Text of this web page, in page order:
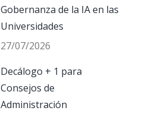
Gobernanza de la IA en las
Universidades
27/07/2026
Decálogo + 1 para
Consejos de
Administración